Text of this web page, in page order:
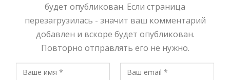
будет опубликован. Если страница
перезагрузилась - значит ваш комментарий
добавлен и вскоре будет опубликован.
Повторно отправлять его не нужно.